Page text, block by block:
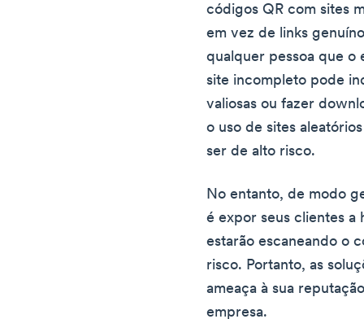
códigos QR com sites
em vez de links
qualquer pessoa que o
site incompleto pode
valiosas ou fazer
o uso de sites
ser de alto risco.
No entanto, de modo
é expor seus clientes a
estarão escaneando o
risco. Portanto, as
ameaça à sua
empresa.